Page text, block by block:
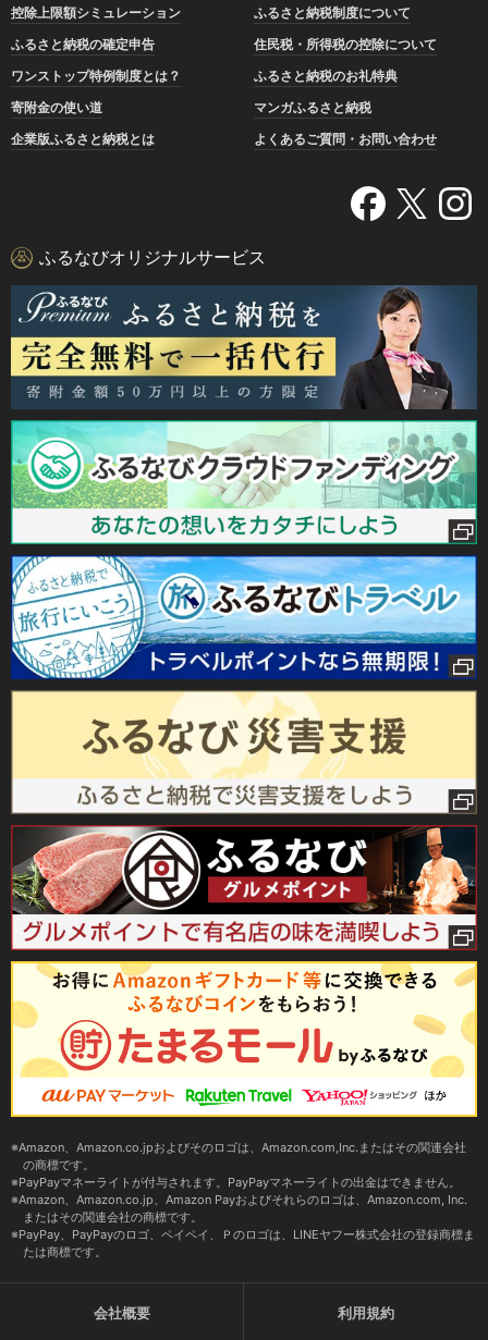
控除上限額シミュレーション
ふるさと納税制度について
ふるさと納税の確定申告
住民税・所得税の控除について
ワンストップ特例制度とは？
ふるさと納税のお礼特典
寄附金の使い道
マンガふるさと納税
企業版ふるさと納税とは
よくあるご質問・お問い合わせ
ふるなびオリジナルサービス
Amazon、Amazon.co.jpおよびそのロゴは、Amazon.com,Inc.またはその関連会社
の商標です。
PayPayマネーライトが付与されます。PayPayマネーライトの出金はできません。
Amazon、Amazon.co.jp、Amazon Payおよびそれらのロゴは、Amazon.com, Inc.
またはその関連会社の商標です。
PayPay、PayPayのロゴ、ペイペイ、Ｐのロゴは、LINEヤフー株式会社の登録商標ま
たは商標です。
会社概要 利用規約